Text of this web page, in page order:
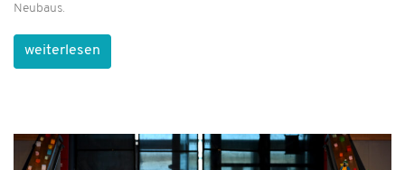
Neubaus.
weiterlesen